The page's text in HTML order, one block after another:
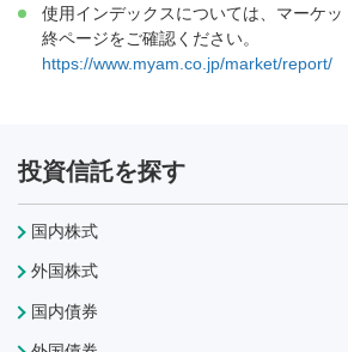
使用インデックスについては、マーケ
終ページをご確認ください。
https://www.myam.co.jp/market/report/
投資信託を探す
国内株式
外国株式
国内債券